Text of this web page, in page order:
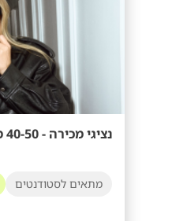
נציגי מכירה - 40-50 ממוצע שעתי!🔥
מתאים לסטודנטים